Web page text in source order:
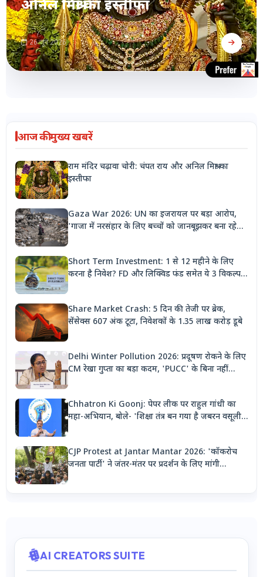
अनिल मिश्रा का इस्तीफा
26 जून 2026
आज की मुख्य खबरें
राम मंदिर चढ़ावा चोरी: चंपत राय और अनिल मिश्रा का
इस्तीफा
Gaza War 2026: UN का इजरायल पर बड़ा आरोप,
'गाजा में नरसंहार के लिए बच्चों को जानबूझकर बना रहे
Short Term Investment: 1 से 12 महीने के लिए
करना है निवेश? FD और लिक्विड फंड समेत ये 3 विकल्प
Share Market Crash: 5 दिन की तेजी पर ब्रेक,
सेंसेक्स 607 अंक टूटा, निवेशकों के 1.35 लाख करोड़ डूबे
Delhi Winter Pollution 2026: प्रदूषण रोकने के लिए
CM रेखा गुप्ता का बड़ा कदम, 'PUCC' के बिना नहीं
Chhatron Ki Goonj: पेपर लीक पर राहुल गांधी का
महा-अभियान, बोले- 'शिक्षा तंत्र बन गया है जबरन वसूली
CJP Protest at Jantar Mantar 2026: 'कॉकरोच
जनता पार्टी' ने जंतर-मंतर पर प्रदर्शन के लिए मांगी
AI CREATORS SUITE